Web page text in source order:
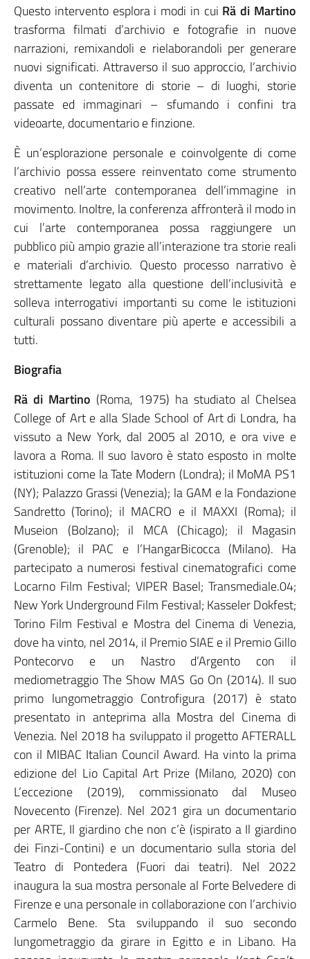
Questo intervento esplora i modi in cui Rä di Martino
trasforma filmati d’archivio e fotografie in nuove
narrazioni, remixandoli e rielaborandoli per generare
nuovi significati. Attraverso il suo approccio, l’archivio
diventa un contenitore di storie – di luoghi, storie
passate ed immaginari – sfumando i confini tra
videoarte, documentario e finzione.
È un’esplorazione personale e coinvolgente di come
l’archivio possa essere reinventato come strumento
creativo nell’arte contemporanea dell’immagine in
movimento. Inoltre, la conferenza affronterà il modo in
cui l’arte contemporanea possa raggiungere un
pubblico più ampio grazie all’interazione tra storie reali
e materiali d’archivio. Questo processo narrativo è
strettamente legato alla questione dell’inclusività e
solleva interrogativi importanti su come le istituzioni
culturali possano diventare più aperte e accessibili a
tutti.
Biografia
Rä di Martino (Roma, 1975) ha studiato al Chelsea
College of Art e alla Slade School of Art di Londra, ha
vissuto a New York, dal 2005 al 2010, e ora vive e
lavora a Roma. Il suo lavoro è stato esposto in molte
istituzioni come la Tate Modern (Londra); il MoMA PS1
(NY); Palazzo Grassi (Venezia); la GAM e la Fondazione
Sandretto (Torino); il MACRO e il MAXXI (Roma); il
Museion (Bolzano); il MCA (Chicago); il Magasin
(Grenoble); il PAC e l’HangarBicocca (Milano). Ha
partecipato a numerosi festival cinematografici come
Locarno Film Festival; VIPER Basel; Transmediale.04;
New York Underground Film Festival; Kasseler Dokfest;
Torino Film Festival e Mostra del Cinema di Venezia,
dove ha vinto, nel 2014, il Premio SIAE e il Premio Gillo
Pontecorvo e un Nastro d’Argento con il
mediometraggio The Show MAS Go On (2014). Il suo
primo lungometraggio Controfigura (2017) è stato
presentato in anteprima alla Mostra del Cinema di
Venezia. Nel 2018 ha sviluppato il progetto AFTERALL
con il MIBAC Italian Council Award. Ha vinto la prima
edizione del Lio Capital Art Prize (Milano, 2020) con
L’eccezione (2019), commissionato dal Museo
Novecento (Firenze). Nel 2021 gira un documentario
per ARTE, Il giardino che non c’è (ispirato a Il giardino
dei Finzi-Contini) e un documentario sulla storia del
Teatro di Pontedera (Fuori dai teatri). Nel 2022
inaugura la sua mostra personale al Forte Belvedere di
Firenze e una personale in collaborazione con l’archivio
Carmelo Bene. Sta sviluppando il suo secondo
lungometraggio da girare in Egitto e in Libano. Ha